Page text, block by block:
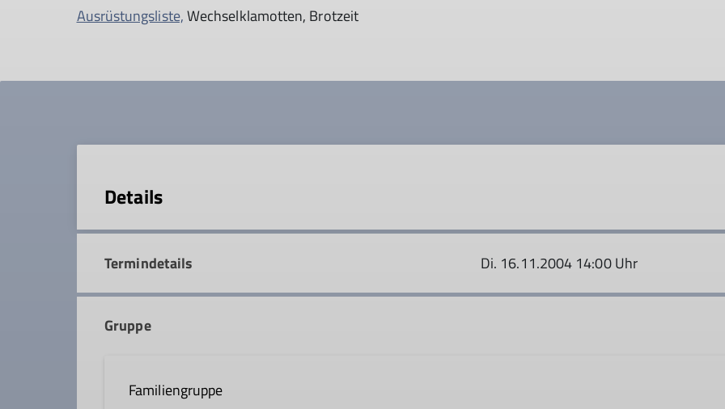
Ausrüstungsliste,Wechselklamotten, Brotzeit
Details
Termindetails Di. 16.11.2004 14:00 Uhr
Gruppe
Familiengruppe